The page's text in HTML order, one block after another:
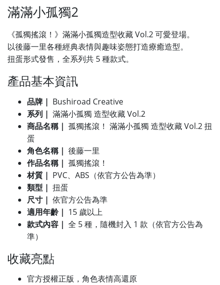
滿滿小孤獨2
《孤獨搖滾！》滿滿小孤獨造型收藏 Vol.2 可愛登場。
以後藤一里各種經典表情與趣味姿態打造療癒造型。
扭蛋形式發售，全系列共 5 種款式。
產品基本資訊
品牌｜ Bushiroad Creative
系列｜ 滿滿小孤獨 造型收藏 Vol.2
商品名稱｜ 孤獨搖滾！ 滿滿小孤獨 造型收藏 Vol.2 扭
蛋
角色名稱｜ 後藤一里
作品名稱｜ 孤獨搖滾！
材質｜ PVC、ABS（依官方公告為準）
類型｜ 扭蛋
尺寸｜ 依官方公告為準
適用年齡｜ 15 歲以上
款式內容｜ 全 5 種，隨機封入 1 款（依官方公告為
準）
收藏亮點
官方授權正版，角色表情高還原